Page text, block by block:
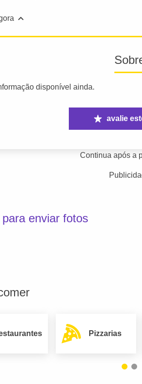
disponível ainda.
avalie
Continua após a
enviar fotos
Pizzarias